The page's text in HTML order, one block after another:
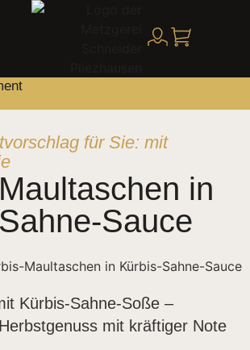
für Sie: mit
in
Sauce
Kürbis-Sahne-Soße –
mit kräftiger Note